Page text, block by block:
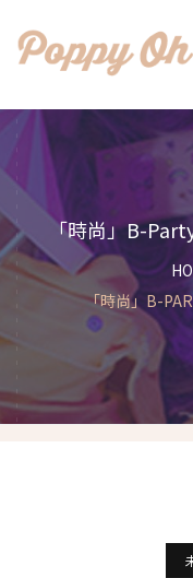
「時尚」B-
「時尚」B-